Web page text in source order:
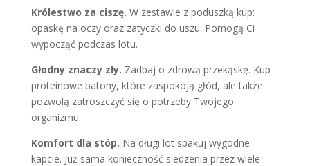
Królestwo za ciszę. W zestawie z poduszką kup:
opaskę na oczy oraz zatyczki do uszu. Pomogą Ci
wypocząć podczas lotu.
Głodny znaczy zły. Zadbaj o zdrową przekąskę. Kup
proteinowe batony, które zaspokoją głód, ale także
pozwolą zatroszczyć się o potrzeby Twojego
organizmu.
Komfort dla stóp. Na długi lot spakuj wygodne
kapcie. Już sama konieczność siedzenia przez wiele